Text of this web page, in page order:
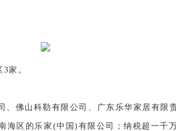
家。
佛山科勒有限公司、广东乐华家居有
区的乐家(中国)有限公司；纳税超一千